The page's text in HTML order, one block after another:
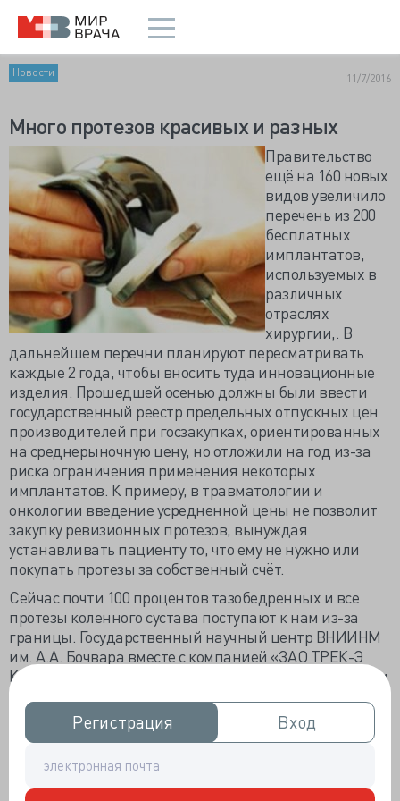
Регистрация
Регистрация Вход
Вход
Новости 11/7/2016
Много протезов красивых и разных
Правительство
ещё на 160 новых
видов увеличило
перечень из 200
бесплатных
имплантатов,
используемых в
различных
отраслях
хирургии,. В
дальнейшем перечни планируют пересматривать
каждые 2 года, чтобы вносить туда инновационные
изделия. Прошедшей осенью должны были ввести
государственный реестр предельных отпускных цен
производителей при госзакупках, ориентированных
на среднерыночную цену, но отложили на год из-за
риска ограничения применения некоторых
имплантатов. К примеру, в травматологии и
онкологии введение усредненной цены не позволит
закупку ревизионных протезов, вынуждая
устанавливать пациенту то, что ему не нужно или
покупать протезы за собственный счёт.
Сейчас почти 100 процентов тазобедренных и все
протезы коленного сустава поступают к нам из-за
границы. Государственный научный центр ВНИИНМ
им. А.А. Бочвара вместе с компанией «ЗАО ТРЕК-Э
Композит» при научно-методическом сопровождении
ЦИТО им. Н.Н. Приорова и Рязанского
медуниверситета намерены в течение нескольких лет
наладить серийное изготовление отечественных
установки медицинского инструментария, полностью
заместив импорт тазобедренных и создав